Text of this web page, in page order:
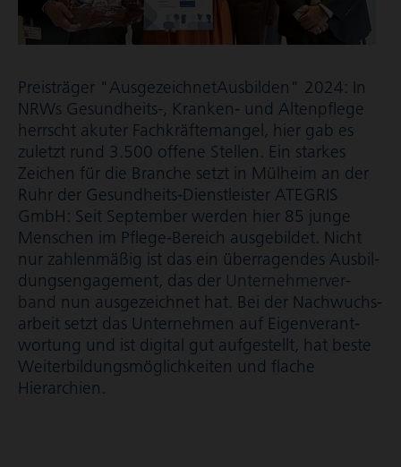
Preisträger "Ausge­zeich­net­Aus­bilden" 2024: In
NRWs Gesundheits-, Kranken- und Altenpflege
herrscht akuter Fach­kräf­te­mangel, hier gab es
zuletzt rund 3.500 offene Stellen. Ein starkes
Zeichen für die Branche setzt in Mülheim an der
Ruhr der Gesundheits-Dienstleister ATEGRIS
GmbH: Seit September werden hier 85 junge
Menschen im Pflege-Bereich ausgebildet. Nicht
nur zahlenmäßig ist das ein überragendes Ausbil­
dungs­en­ga­ge­ment, das der Unter­neh­mer­ver­
band nun ausgezeichnet hat. Bei der Nach­wuchs­
ar­beit setzt das Unternehmen auf Eigen­ver­ant­
wor­tung und ist digital gut aufgestellt, hat beste
Weiter­bil­dungs­mög­lich­keiten und flache
Hierarchien.